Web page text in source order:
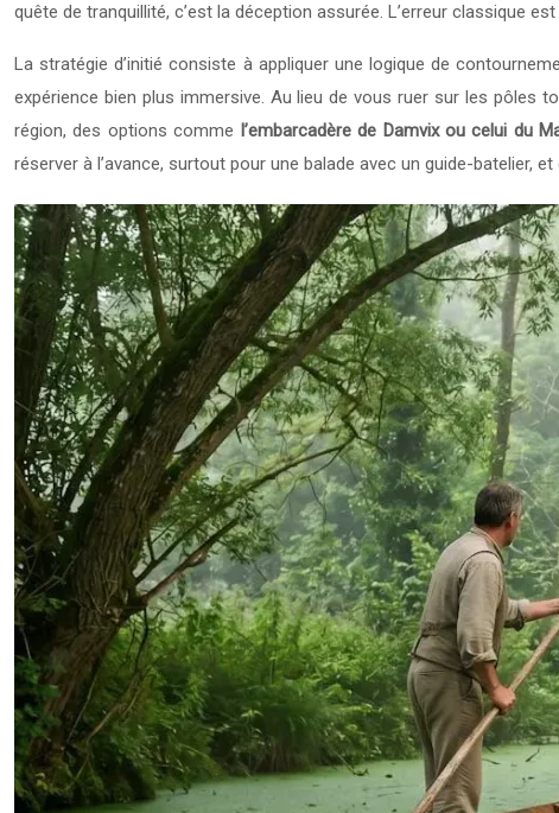
quête de tranquillité, c’est la déception assurée. L’erreur classique
La stratégie d’initié consiste à appliquer une logique de
expérience bien plus immersive. Au lieu de vous ruer sur les pôles
région, des options comme l’embarcadère de Damvix ou celui du
réserver à l’avance, surtout pour une balade avec un guide-batelier,